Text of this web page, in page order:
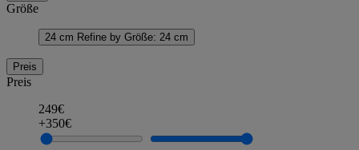
Größe
24 cm Refine by Größe: 24 cm
Preis
Preis
249€
+350€